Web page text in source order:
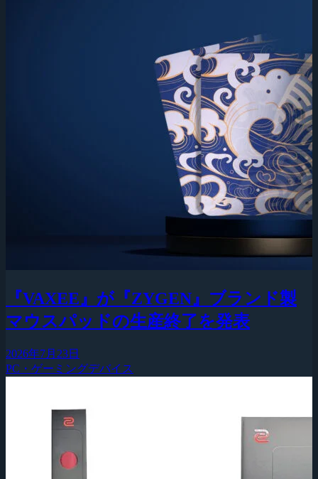
『VAXEE』が『ZYGEN』ブランド製
マウスパッドの生産終了を発表
2026年7月23日
PC・ゲーミングデバイス